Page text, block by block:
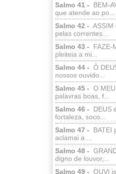
Salmo 41 -
BEM-
que atende ao po...
Salmo 42 - ASSIM
pelas correntes...
Salmo 43 -
FAZE-
pleiteia a mi...
Salmo 44 - Ó
nossos ouvido...
Salmo 45 - O
palavras boas, f...
Salmo 46 -
DEUS
fortaleza, soco...
Salmo 47 -
BATEI
aclamai a ...
Salmo 48 -
digno de louvor,...
Salmo 49 - OUVI